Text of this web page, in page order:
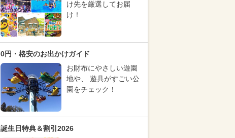
け先を厳選してお届
け！
0円・格安のお出かけガイド
お財布にやさしい遊園
地や、 遊具がすごい公
園をチェック！
誕生日特典＆割引2026